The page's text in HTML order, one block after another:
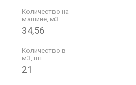
Количество на
машине, м3
34,56
Количество в
м3, шт.
21